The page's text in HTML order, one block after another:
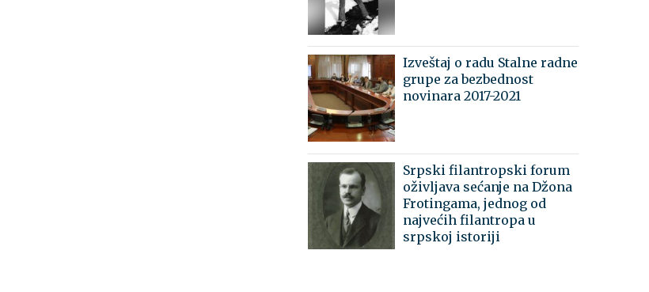
Izveštaj o radu Stalne radne
grupe za bezbednost
novinara 2017-2021
Srpski filantropski forum
oživljava sećanje na Džona
Frotingama, jednog od
najvećih filantropa u
srpskoj istoriji